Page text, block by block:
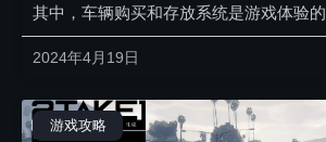
其中，车辆购买和存放系统是游戏体验的
2024年4月19日
游戏攻略